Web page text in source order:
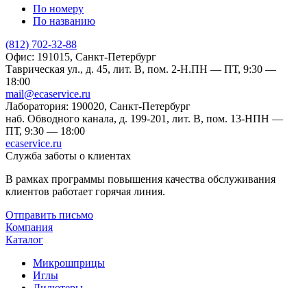
По номеру
По названию
(812) 702-32-88
Офис: 191015, Санкт-Петербург
Таврическая ул., д. 45, лит. В, пом. 2-Н.ПН — ПТ, 9:30 —
18:00
mail@ecaservice.ru
Лаборатория: 190020, Санкт-Петербург
наб. Обводного канала, д. 199-201, лит. В, пом. 13-НПН —
ПТ, 9:30 — 18:00
ecaservice.ru
Служба заботы о клиентах
В рамках программы повышения качества обслуживания
клиентов работает горячая линия.
Отправить письмо
Компания
Каталог
Микрошприцы
Иглы